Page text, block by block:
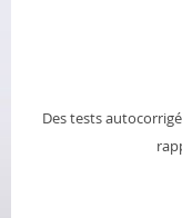
Des tests